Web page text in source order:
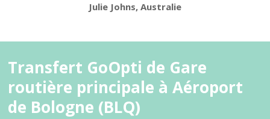
Julie Johns, Australie
Transfert GoOpti de Gare
routière principale à Aéroport
de Bologne (BLQ)